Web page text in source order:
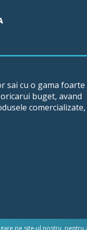
pe site-ul nostru,
sai cu o gama foarte
buget, avand
comercializate,